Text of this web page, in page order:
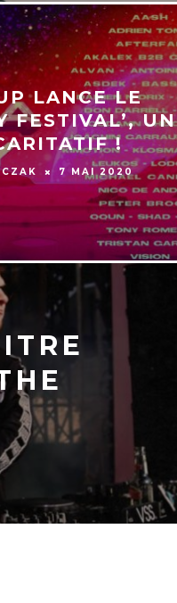
LANCE LE
FESTIVAL’, UN
!
7 MAI 2020